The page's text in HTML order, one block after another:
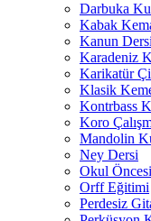
Darbuka
Kabak
Kanun Dersi
Karadeniz
Karikatür
Klasik
Kontrbass
Koro
Mandolin
Ney Dersi
Okul
Orff Eğitimi
Perdesiz